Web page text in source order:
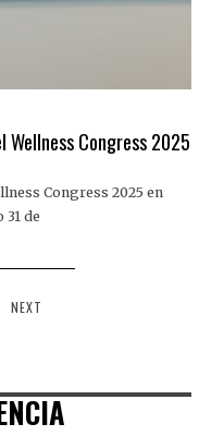
Wellness Congress 2025
Congress 2025 en
31 de
NEXT